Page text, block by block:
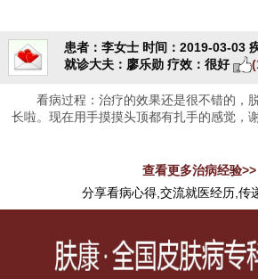
患者：李女士 时间：2019-03-03
就诊大夫：廖乐勋 疗效：很好
看病过程：治疗的效果还是很不错的，
长啦。现在用手摸摸头顶都有扎手的感觉，
查看更多治病经验>>
分享看病心得,交流就医经历,传